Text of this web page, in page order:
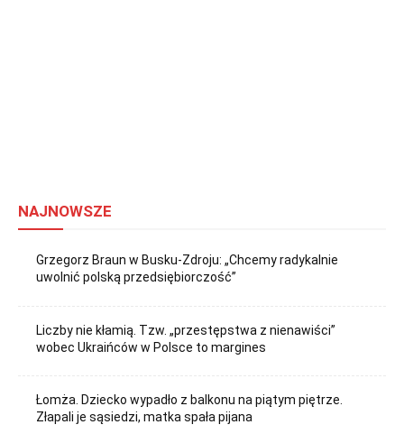
NAJNOWSZE
Grzegorz Braun w Busku-Zdroju: „Chcemy radykalnie
uwolnić polską przedsiębiorczość”
Liczby nie kłamią. Tzw. „przestępstwa z nienawiści”
wobec Ukraińców w Polsce to margines
Łomża. Dziecko wypadło z balkonu na piątym piętrze.
Złapali je sąsiedzi, matka spała pijana